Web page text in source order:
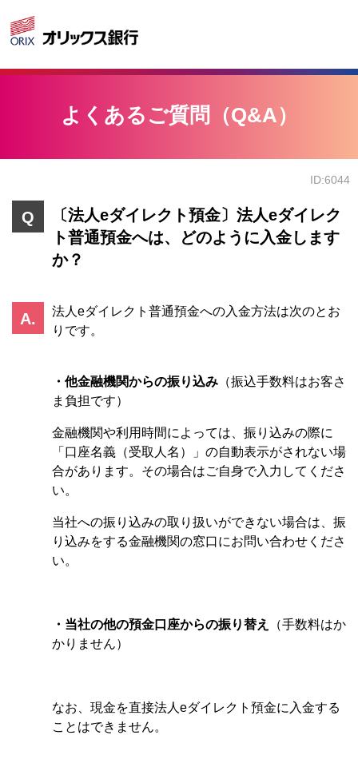
よくあるご質問（Q&A）
ID:6044
〔法人eダイレクト預金〕法人eダイレク
ト普通預金へは、どのように入金します
か？
法人eダイレクト普通預金への入金方法は次のとお
りです。
・他金融機関からの振り込み （振込手数料はお客さ
ま負担です）
金融機関や利用時間によっては、振り込みの際に
「口座名義（受取人名）」の自動表示がされない場
合があります。その場合はご自身で入力してくださ
い。
当社への振り込みの取り扱いができない場合は、振
り込みをする金融機関の窓口にお問い合わせくださ
い。
・当社の他の預金口座からの振り替え
（手数料はか
かりません）
なお、現金を直接法人eダイレクト預金に入金する
ことはできません。